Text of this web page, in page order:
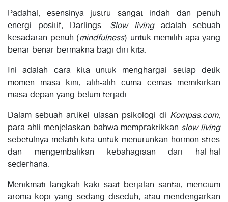
Padahal, esensinya justru sangat indah dan penuh
energi positif, Darlings. Slow livingadalah sebuah
kesadaran penuh (mindfulness) untuk memilih apa yang
benar-benar bermakna bagi diri kita.
Ini adalah cara kita untuk menghargai setiap detik
momen masa kini, alih-alih cuma cemas memikirkan
masa depan yang belum terjadi.
Dalam sebuah artikel ulasan psikologi di Kompas.com,
para ahli menjelaskan bahwa mempraktikkan slow living
sebetulnya melatih kita untuk menurunkan hormon stres
dan mengembalikan kebahagiaan dari hal-hal
sederhana.
Menikmati langkah kaki saat berjalan santai, mencium
aroma kopi yang sedang diseduh, atau mendengarkan